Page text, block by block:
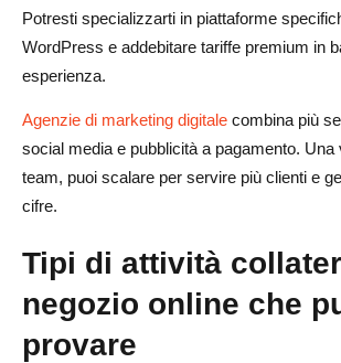
Potresti specializzarti in piattaforme
WordPress e addebitare tariffe premium in
esperienza.
Agenzie di marketing digitale combina più
social media e pubblicità a pagamento. Una
team, puoi scalare per servire più clienti e
cifre.
Tipi di attività
negozio online che
provare